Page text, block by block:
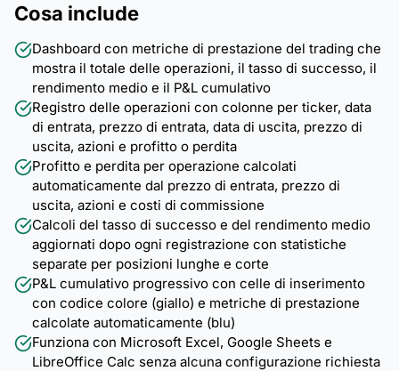
Cosa include
Dashboard con metriche di prestazione del trading che
mostra il totale delle operazioni, il tasso di successo, il
rendimento medio e il P&L cumulativo
Registro delle operazioni con colonne per ticker, data
di entrata, prezzo di entrata, data di uscita, prezzo di
uscita, azioni e profitto o perdita
Profitto e perdita per operazione calcolati
automaticamente dal prezzo di entrata, prezzo di
uscita, azioni e costi di commissione
Calcoli del tasso di successo e del rendimento medio
aggiornati dopo ogni registrazione con statistiche
separate per posizioni lunghe e corte
P&L cumulativo progressivo con celle di inserimento
con codice colore (giallo) e metriche di prestazione
calcolate automaticamente (blu)
Funziona con Microsoft Excel, Google Sheets e
LibreOffice Calc senza alcuna configurazione richiesta